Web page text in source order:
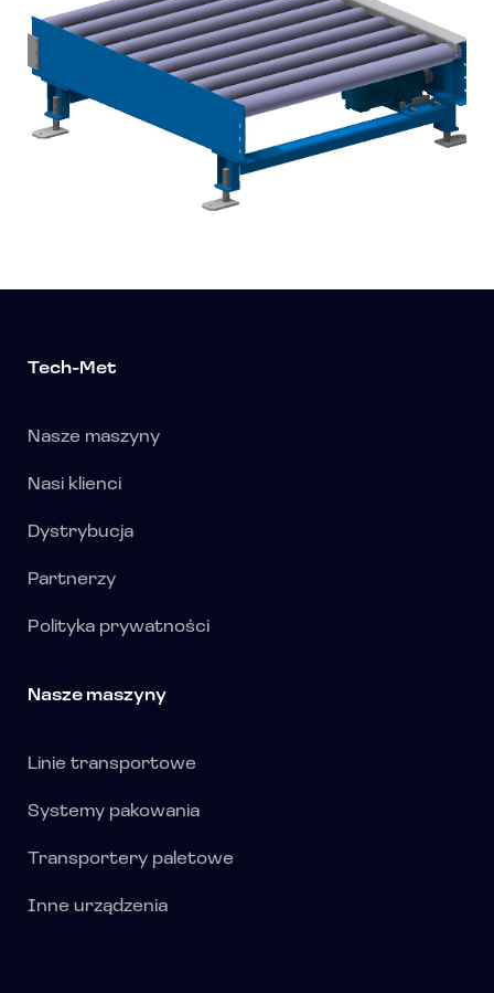
Tech-Met
Nasze maszyny
Nasi klienci
Dystrybucja
Partnerzy
Polityka prywatności
Nasze maszyny
Linie transportowe
Systemy pakowania
Transportery paletowe
Inne urządzenia